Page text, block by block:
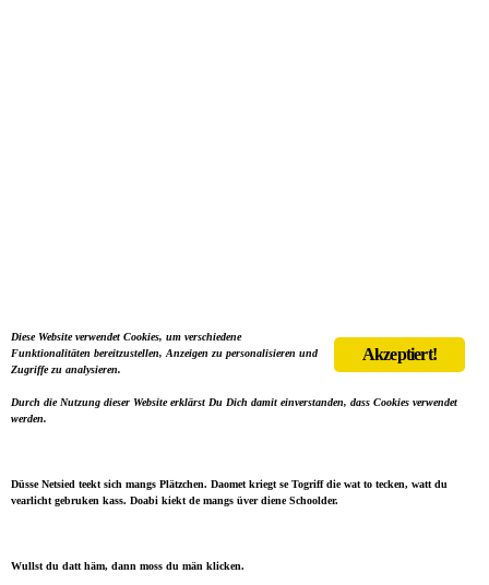
Akzeptiert!
Diese Website verwendet Cookies, um verschiedene
Funktionalitäten bereitzustellen, Anzeigen zu personalisieren und
Zugriffe zu analysieren.
Durch die Nutzung dieser Website erklärst Du Dich damit einverstanden, dass Cookies verwendet
werden.
Düsse Netsied teekt sich mangs Plätzchen. Daomet kriegt se Togriff die wat to tecken, watt du
vearlicht gebruken kass. Doabi kiekt de mangs üver diene Schoolder.
Wullst du datt häm, dann moss du män klicken.